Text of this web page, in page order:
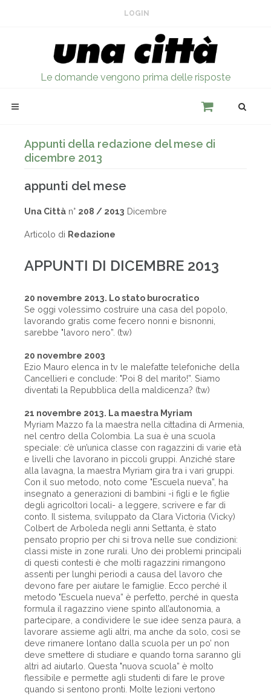
LOGIN
Le domande vengono prima delle risposte
Appunti della redazione del mese di
dicembre 2013
appunti del mese
Una Città n° 208 / 2013 Dicembre
Articolo di Redazione
APPUNTI DI DICEMBRE 2013
20 novembre 2013. Lo stato burocratico
Se oggi volessimo costruire una casa del popolo,
lavorando gratis come fecero nonni e bisnonni,
sarebbe "lavoro nero”. (tw)
20 novembre 2003
Ezio Mauro elenca in tv le malefatte telefoniche della
Cancellieri e conclude: "Poi 8 del marito!”. Siamo
diventati la Repubblica della maldicenza? (tw)
21 novembre 2013. La maestra Myriam
Myriam Mazzo fa la maestra nella cittadina di Armenia,
nel centro della Colombia. La sua è una scuola
speciale: c’è un’unica classe con ragazzini di varie età
e livelli che lavorano in piccoli gruppi. Anziché stare
alla lavagna, la maestra Myriam gira tra i vari gruppi.
Con il suo metodo, noto come "Escuela nueva”, ha
insegnato a generazioni di bambini -i figli e le figlie
degli agricoltori locali- a leggere, scrivere e far di
conto. Il sistema, sviluppato da Clara Victoria (Vicky)
Colbert de Arboleda negli anni Settanta, è stato
pensato proprio per chi si trova nelle sue condizioni:
classi miste in zone rurali. Uno dei problemi principali
di questi contesti è che molti ragazzini rimangono
assenti per lunghi periodi a causa del lavoro che
devono fare per aiutare le famiglie. Ecco perché il
metodo "Escuela nueva” è perfetto, perché in questa
formula il ragazzino viene spinto all’autonomia, a
partecipare, a condividere le sue idee senza paura, a
lavorare assieme agli altri, ma anche da solo, così se
deve rimanere lontano dalla scuola per un po’ non
deve smettere di studiare e quando torna saranno gli
altri ad aiutarlo. Questa "nuova scuola” è molto
flessibile e permette agli studenti di fare le prove
quando si sentono pronti. Molte lezioni vertono